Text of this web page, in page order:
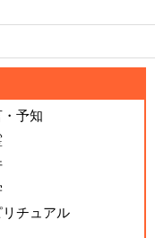
予知
リチュアル